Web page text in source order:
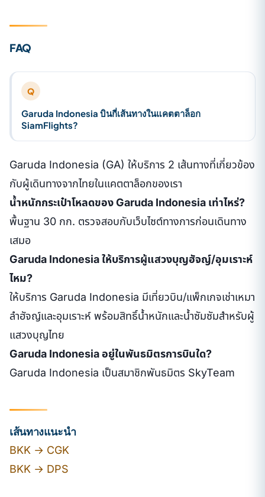
FAQ
Q
Garuda Indonesia บินกี่เส้นทางในแคตตาล็อก
SiamFlights?
Garuda Indonesia (GA) ให้บริการ 2 เส้นทางที่เกี่ยวข้อง
กับผู้เดินทางจากไทยในแคตตาล็อกของเรา
น้ำหนักกระเป๋าโหลดของ Garuda Indonesia เท่าไหร่?
พื้นฐาน 30 กก. ตรวจสอบกับเว็บไซต์ทางการก่อนเดินทาง
เสมอ
Garuda Indonesia ให้บริการผู้แสวงบุญฮัจญ์/อุมเราะห์
ไหม?
ให้บริการ Garuda Indonesia มีเที่ยวบิน/แพ็กเกจเช่าเหมา
ลำฮัจญ์และอุมเราะห์ พร้อมสิทธิ์น้ำหนักและน้ำซัมซัมสำหรับผู้
แสวงบุญไทย
Garuda Indonesia อยู่ในพันธมิตรการบินใด?
Garuda Indonesia เป็นสมาชิกพันธมิตร SkyTeam
เส้นทางแนะนำ
BKK → CGK
BKK → DPS